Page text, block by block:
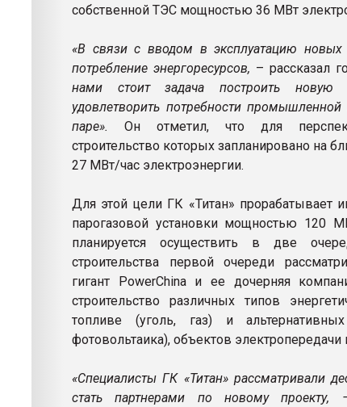
собственной ТЭС мощностью 36 МВт
«В связи с вводом в эксплуатацию новых
потребление энергоресурсов, – рассказал
нами стоит задача построить новую
удовлетворить потребности
паре».
Он отметил, что для
строительство которых запланировано на
27 МВт/час электроэнергии.
Для этой цели ГК «Титан» прорабатывает
парогазовой установки мощностью 120
планируется осуществить в две
строительства первой очереди
гигант PowerChina и ее дочерняя
строительство различных типов
топливе (уголь, газ) и
фотовольтаика), объектов
«Специалисты ГК «Титан» рассматривали
стать партнерами по новому